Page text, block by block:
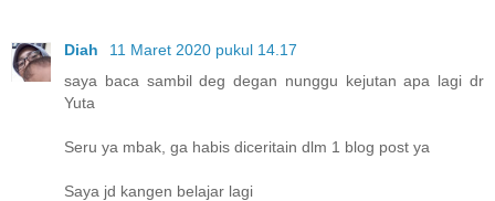
Diah
11 Maret 2020 pukul 14.17
saya baca sambil deg degan nunggu kejutan apa lagi dr
Yuta
Seru ya mbak, ga habis diceritain dlm 1 blog post ya
Saya jd kangen belajar lagi